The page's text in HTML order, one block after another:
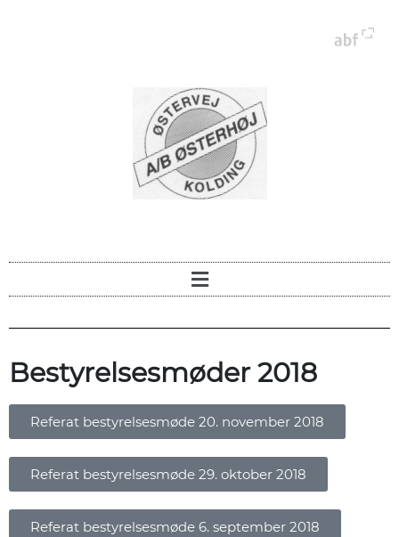
Bestyrelsesmøder 2018
Referat bestyrelsesmøde 20. november 2018
Referat bestyrelsesmøde 29. oktober 2018
Referat bestyrelsesmøde 6. september 2018